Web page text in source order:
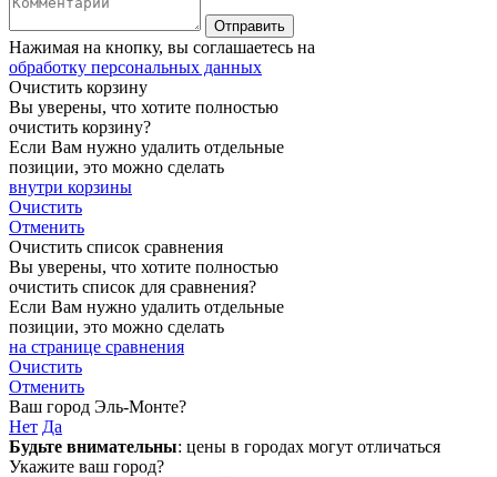
Нажимая на кнопку, вы соглашаетесь на
обработку персональных данных
Очистить корзину
Вы уверены, что хотите полностью
очистить корзину?
Если Вам нужно удалить отдельные
позиции, это можно сделать
внутри корзины
Очистить
Отменить
Очистить список сравнения
Вы уверены, что хотите полностью
очистить список для сравнения?
Если Вам нужно удалить отдельные
позиции, это можно сделать
на странице сравнения
Очистить
Отменить
Ваш город Эль-Монте?
Нет Да
Будьте внимательны: цены в городах могут отличаться
Укажите ваш город?